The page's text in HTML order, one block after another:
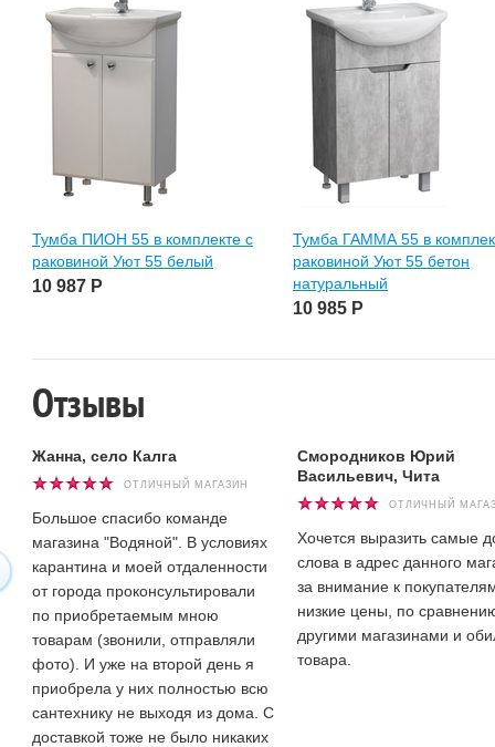
Тумба ПИОН 55 в комплекте с
раковиной Уют 55 белый
10 987 Р
Тумба ГАММА 55 в
раковиной Уют 55 бетон
натуральный
10 985 Р
Отзывы
Жанна, село Калга
ОТЛИЧНЫЙ МАГАЗИН
Большое спасибо команде
магазина "Водяной". В условиях
карантина и моей отдаленности
от города проконсультировали
по приобретаемым мною
товарам (звонили, отправляли
фото). И уже на второй день я
приобрела у них полностью всю
сантехнику не выходя из дома. С
доставкой тоже не было никаких
Смородников Юрий
Васильевич, Чита
ОТЛИЧНЫЙ
Хочется выразить самые
слова в адрес данного
за внимание к
низкие цены, по
другими магазинами и
товара.